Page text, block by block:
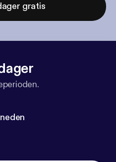
gratis